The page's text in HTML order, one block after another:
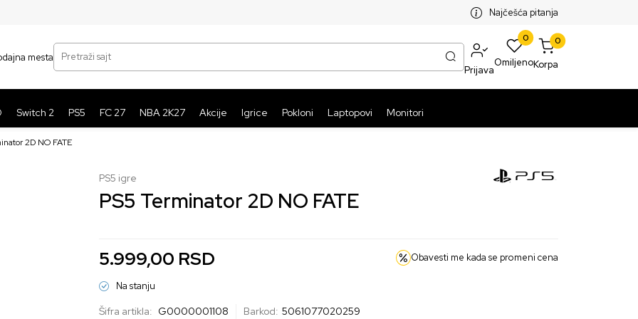
BESPLATNA ISPORUKA PAKETA PREKO 5999 RSDNajčešća pitanja
mesta
Pretraži sajt
Prijava
0
Omiljeno
0
Korpa
Switch 2 PS5 FC 27 NBA 2K27 Akcije Igrice Pokloni Laptopovi Monitori
2D NO FATE
PS5 igre
PS5 Terminator 2D NO FATE
5.999,00 RSD Obavesti me kada se promeni cena
Na stanju
Šifra artikla: G0000001108 Barkod: 5061077020259